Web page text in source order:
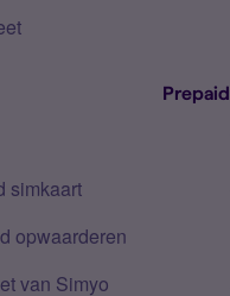
Prepaid
simkaart
opwaarderen
van Simyo